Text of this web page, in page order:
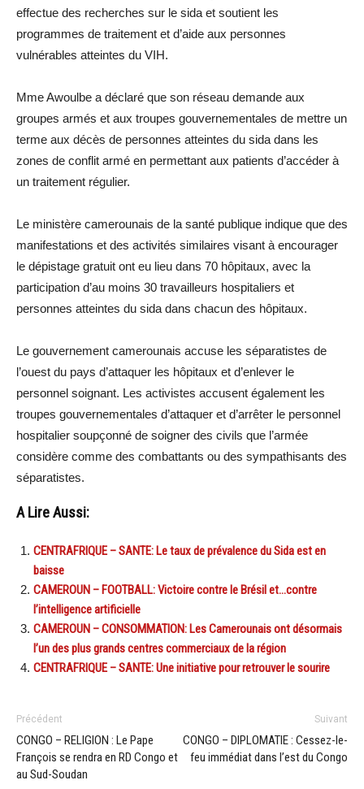
effectue des recherches sur le sida et soutient les
programmes de traitement et d’aide aux personnes
vulnérables atteintes du VIH.
Mme Awoulbe a déclaré que son réseau demande aux
groupes armés et aux troupes gouvernementales de mettre un
terme aux décès de personnes atteintes du sida dans les
zones de conflit armé en permettant aux patients d’accéder à
un traitement régulier.
Le ministère camerounais de la santé publique indique que des
manifestations et des activités similaires visant à encourager
le dépistage gratuit ont eu lieu dans 70 hôpitaux, avec la
participation d’au moins 30 travailleurs hospitaliers et
personnes atteintes du sida dans chacun des hôpitaux.
Le gouvernement camerounais accuse les séparatistes de
l’ouest du pays d’attaquer les hôpitaux et d’enlever le
personnel soignant. Les activistes accusent également les
troupes gouvernementales d’attaquer et d’arrêter le personnel
hospitalier soupçonné de soigner des civils que l’armée
considère comme des combattants ou des sympathisants des
séparatistes.
A Lire Aussi:
CENTRAFRIQUE – SANTE: Le taux de prévalence du Sida est en
baisse
CAMEROUN – FOOTBALL: Victoire contre le Brésil et…contre
l’intelligence artificielle
CAMEROUN – CONSOMMATION: Les Camerounais ont désormais
l’un des plus grands centres commerciaux de la région
CENTRAFRIQUE – SANTE: Une initiative pour retrouver le sourire
Précédent
CONGO – RELIGION : Le Pape
François se rendra en RD Congo et
au Sud-Soudan
Suivant
CONGO – DIPLOMATIE : Cessez-le-
feu immédiat dans l’est du Congo